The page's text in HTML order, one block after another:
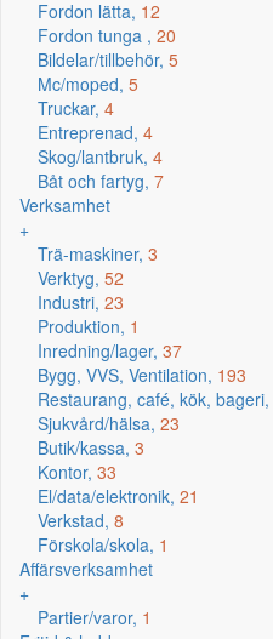
Fordon lätta, 12
Fordon tunga , 20
Bildelar/tillbehör, 5
Mc/moped, 5
Truckar, 4
Entreprenad, 4
Skog/lantbruk, 4
Båt och fartyg, 7
Verksamhet
+
Trä-maskiner, 3
Verktyg, 52
Industri, 23
Produktion, 1
Inredning/lager, 37
Bygg, VVS, Ventilation, 193
Restaurang, café, kök, bageri,
Sjukvård/hälsa, 23
Butik/kassa, 3
Kontor, 33
El/data/elektronik, 21
Verkstad, 8
Förskola/skola, 1
Affärsverksamhet
+
Partier/varor, 1